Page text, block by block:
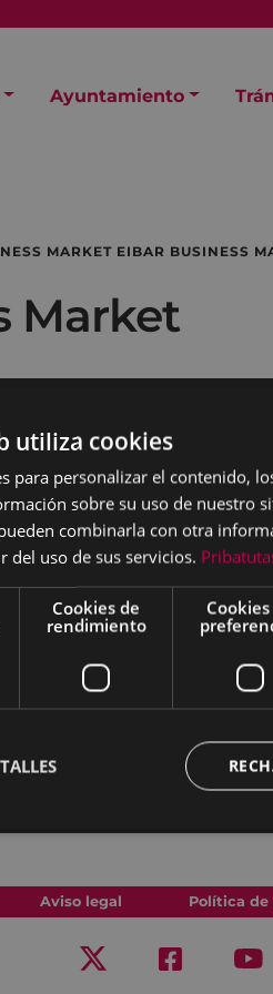
Ayuntamiento
MARKET EIBAR BUSINESS
Market
Aviso legal Política de
utiliza cookies
para personalizar el contenido,
sobre su uso de nuestro
combinarla con otra
del uso de sus servicios.
Cookies de
rendimiento